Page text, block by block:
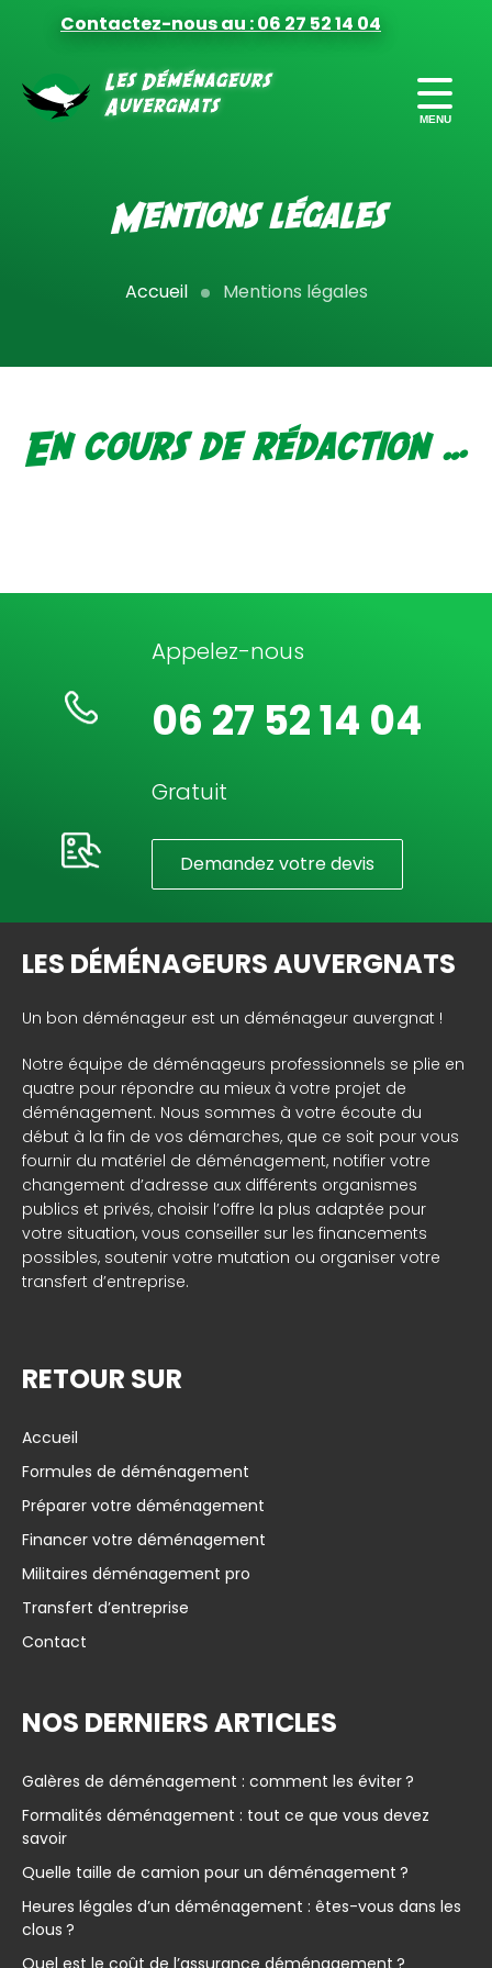
Contactez-nous au : 06 27 52 14 04
DE DÉMÉNAGEMENT
CONTACT
Mentions légales
Accueil Mentions légales
En cours de rédaction …
Appelez-nous
06 27 52 14 04
Gratuit
Demandez votre devis
LES DÉMÉNAGEURS AUVERGNATS
Un bon déménageur est un déménageur auvergnat !
Notre équipe de déménageurs professionnels se plie en
quatre pour répondre au mieux à votre projet de
déménagement. Nous sommes à votre écoute du
début à la fin de vos démarches, que ce soit pour vous
fournir du matériel de déménagement, notifier votre
changement d’adresse aux différents organismes
publics et privés, choisir l’offre la plus adaptée pour
votre situation, vous conseiller sur les financements
possibles, soutenir votre mutation ou organiser votre
transfert d’entreprise.
RETOUR SUR
Accueil
Formules de déménagement
Préparer votre déménagement
Financer votre déménagement
Militaires déménagement pro
Transfert d’entreprise
Contact
NOS DERNIERS ARTICLES
Galères de déménagement : comment les éviter ?
Formalités déménagement : tout ce que vous devez
savoir
Quelle taille de camion pour un déménagement ?
Heures légales d’un déménagement : êtes-vous dans les
clous ?
Quel est le coût de l’assurance déménagement ?